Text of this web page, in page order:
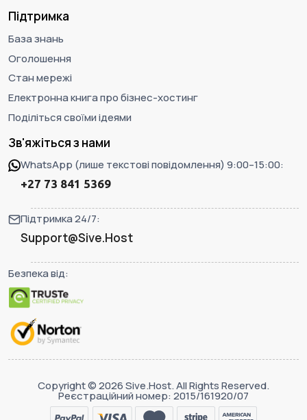
Підтримка
База знань
Оголошення
Стан мережі
Електронна книга про бізнес-хостинг
Поділіться своїми ідеями
Зв'яжіться з нами
WhatsApp (лише текстові повідомлення) 9:00–15:00:
+27 73 841 5369
Підтримка 24/7:
Support@Sive.Host
Безпека від:
Copyright © 2026 Sive.Host. All Rights Reserved.
Реєстраційний номер: 2015/161920/07